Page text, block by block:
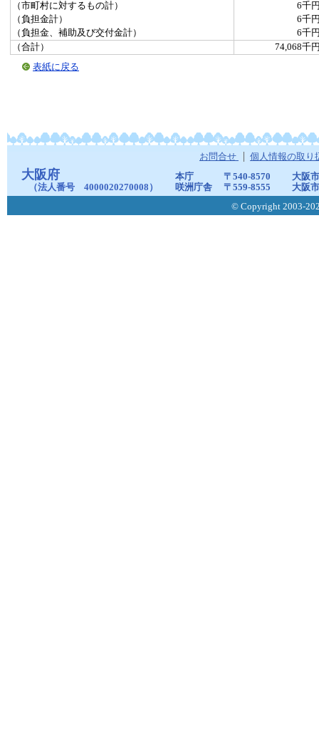
（市町村に対するもの計）
6千
（負担金計）
6千
（負担金、補助及び交付金計）
6千
（合計）
74,068千
表紙に戻る
お問合せ 個人情報の取り
大阪府
（法人番号 4000020270008）
本庁 〒540-8570
大阪
咲洲庁舎
〒559-8555
大阪
© Copyright 2003-